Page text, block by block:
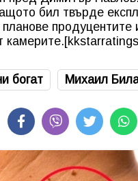
бил твърде
богат Михаил